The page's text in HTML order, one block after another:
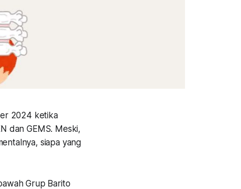
2024 ketika
dan GEMS. Meski,
siapa yang
Grup Barito